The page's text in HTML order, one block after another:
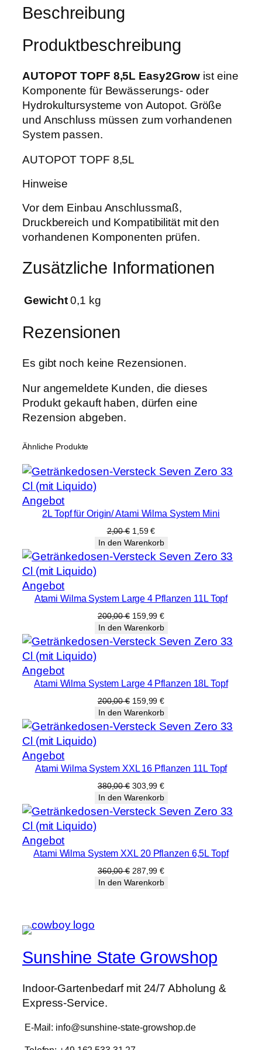
w
r
:
,
0
0
€
,
9
.
8
5
E
a
s
y
2
r
o
M
e
n
e
Beschreibung
Produktbeschreibung
AUTOPOT TOPF 8,5L Easy2Grow ist eine
Komponente für Bewässerungs- oder
Hydrokultursysteme von Autopot. Größe
und Anschluss müssen zum vorhandenen
System passen.
AUTOPOT TOPF 8,5L
Hinweise
Vor dem Einbau Anschlussmaß,
Druckbereich und Kompatibilität mit den
vorhandenen Komponenten prüfen.
Zusätzliche Informationen
Gewicht 0,1 kg
Rezensionen
Es gibt noch keine Rezensionen.
Nur angemeldete Kunden, die dieses
Produkt gekauft haben, dürfen eine
Rezension abgeben.
Ähnliche Produkte
AngebotProdukt
im
2L Topf für Origin/ Atami Wilma System Mini
2,00€ Ursprünglicher
Preis
war:
2,00 €
1,59€Aktueller
Preis
ist:
1,59 €.
In den Warenkorb
AngebotProdukt
im
Angebot
Atami Wilma System Large 4 Pflanzen 11L Topf
200,00€ Ursprünglicher
Preis
war:
200,00 €
159,99€Aktueller
Preis
ist:
159,99 €.
In den Warenkorb
AngebotProdukt
im
Angebot
Atami Wilma System Large 4 Pflanzen 18L Topf
200,00€ Ursprünglicher
Preis
war:
200,00 €
159,99€Aktueller
Preis
ist:
159,99 €.
In den Warenkorb
AngebotProdukt
im
Angebot
Atami Wilma System XXL 16 Pflanzen 11L Topf
380,00€ Ursprünglicher
Preis
war:
380,00 €
303,99€Aktueller
Preis
ist:
303,99 €.
In den Warenkorb
AngebotProdukt
im
Angebot
Atami Wilma System XXL 20 Pflanzen 6,5L Topf
360,00€ Ursprünglicher
Preis
287,99€Aktueller
Preis
In den Warenkorb
Sunshine State Growshop
Indoor-Gartenbedarf mit 24/7 Abholung &
Express-Service.
E-Mail: info@sunshine-state-growshop.de